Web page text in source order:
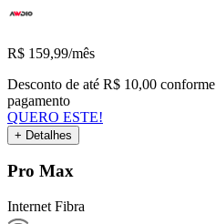
R$ 159,99/mês
Desconto de até R$ 10,00 conforme
pagamento
QUERO ESTE!
+ Detalhes
Pro Max
Internet Fibra